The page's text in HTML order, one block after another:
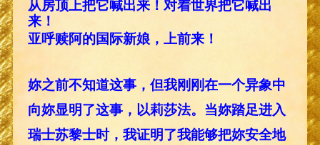
从房顶上把它喊出来！对着世界把它喊出
来！
亚呼赎阿的国际新娘，上前来！
妳之前不知道这事，但我刚刚在一个异象中
向妳显明了这事，以莉莎法。当妳踏足进入
瑞士苏黎士时，我证明了我能够把妳安全地